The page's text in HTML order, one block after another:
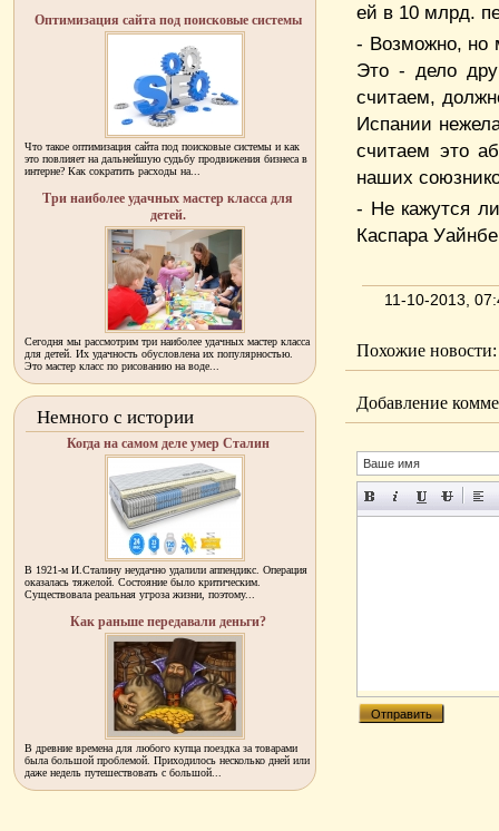
ей в 10 млрд.
- Возможно, но
Это - дело
считаем,
Испании
считаем это
наших
- Не кажутся
Каспара
11-10-2013,
Похожие новости:
Добавление
Оптимизация сайта под поисковые системы
Что такое оптимизация сайта под поисковые системы и как
это повлияет на дальнейшую судьбу продвижения бизнеса в
интерне? Как сократить расходы на...
Три наиболее удачных мастер класса для
детей.
Сегодня мы рассмотрим три наиболее удачных мастер класса
для детей. Их удачность обусловлена их популярностью.
Это мастер класс по рисованию на воде...
Немного с истории
Когда на самом деле умер Сталин
В 1921-м И.Сталину неудачно удалили аппендикс. Операция
оказалась тяжелой. Состояние было критическим.
Существовала реальная угроза жизни, поэтому...
Как раньше передавали деньги?
В древние времена для любого купца поездка за товарами
была большой проблемой. Приходилось несколько дней или
даже недель путешествовать с большой...